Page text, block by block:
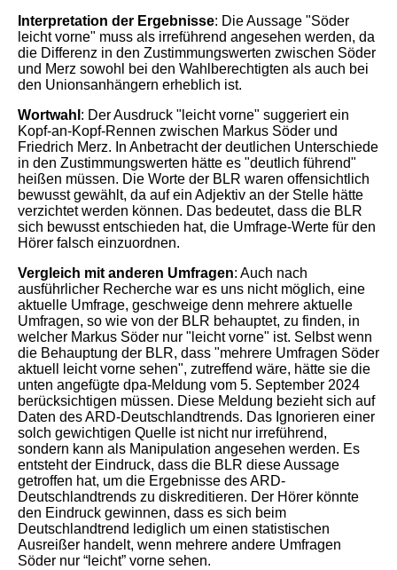
Interpretation der Ergebnisse: Die Aussage "Söder
leicht vorne" muss als irreführend angesehen werden, da
die Differenz in den Zustimmungswerten zwischen Söder
und Merz sowohl bei den Wahlberechtigten als auch bei
den Unionsanhängern erheblich ist.
Wortwahl : Der Ausdruck "leicht vorne" suggeriert ein
Kopf-an-Kopf-Rennen zwischen Markus Söder und
Friedrich Merz. In Anbetracht der deutlichen Unterschiede
in den Zustimmungswerten hätte es "deutlich führend"
heißen müssen. Die Worte der BLR waren offensichtlich
bewusst gewählt, da auf ein Adjektiv an der Stelle hätte
verzichtet werden können. Das bedeutet, dass die BLR
sich bewusst entschieden hat, die Umfrage-Werte für den
Hörer falsch einzuordnen.
Vergleich mit anderen Umfragen: Auch nach
ausführlicher Recherche war es uns nicht möglich, eine
aktuelle Umfrage, geschweige denn mehrere aktuelle
Umfragen, so wie von der BLR behauptet, zu finden, in
welcher Markus Söder nur "leicht vorne" ist. Selbst wenn
die Behauptung der BLR, dass "mehrere Umfragen Söder
aktuell leicht vorne sehen", zutreffend wäre, hätte sie die
unten angefügte dpa-Meldung vom 5. September 2024
berücksichtigen müssen. Diese Meldung bezieht sich auf
Daten des ARD-Deutschlandtrends. Das Ignorieren einer
solch gewichtigen Quelle ist nicht nur irreführend,
sondern kann als Manipulation angesehen werden. Es
entsteht der Eindruck, dass die BLR diese Aussage
getroffen hat, um die Ergebnisse des ARD-
Deutschlandtrends zu diskreditieren. Der Hörer könnte
den Eindruck gewinnen, dass es sich beim
Deutschlandtrend lediglich um einen statistischen
Ausreißer handelt, wenn mehrere andere Umfragen
Söder nur “leicht” vorne sehen.